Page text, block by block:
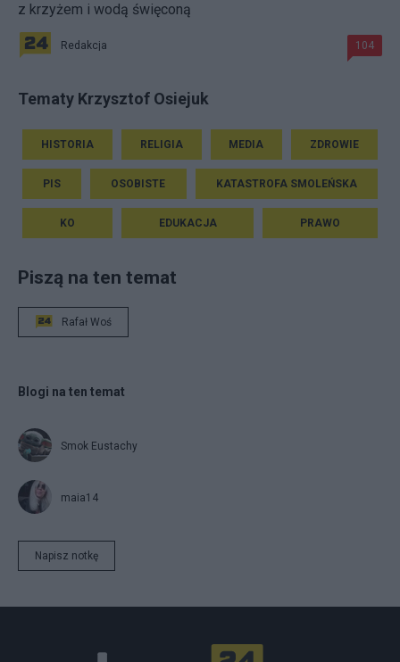
z krzyżem i wodą święconą
Redakcja 104
Tematy Krzysztof Osiejuk
HISTORIA RELIGIA MEDIA ZDROWIE
PIS OSOBISTE KATASTROFA SMOLEŃSKA
KO EDUKACJA PRAWO
Piszą na ten temat
Rafał Woś
Blogi na ten temat
Smok Eustachy
maia14
Napisz notkę